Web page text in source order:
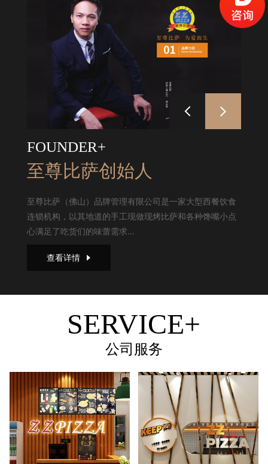
FOUNDER+
至尊比萨创始人
至尊比萨（佛山）品牌管理有限公司是一家大型西餐饮食
连锁机构，以其地道的手工现做现烤比萨和各种馋嘴小点
心满足了吃货们的味蕾需求...
查看详情
SERVICE+
公司服务